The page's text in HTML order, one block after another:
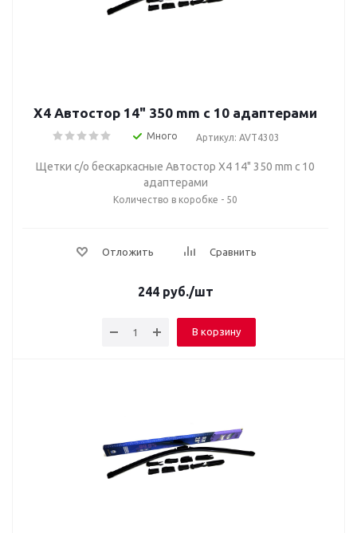
Х4 Автостор 14" 350 mm c 10 адаптерами
Много Артикул: AVT4303
Щетки с/о бескаркасные Автостор Х4 14" 350 mm c 10
адаптерами
Количество в коробке - 50
Отложить Сравнить
244 руб./шт
В корзину